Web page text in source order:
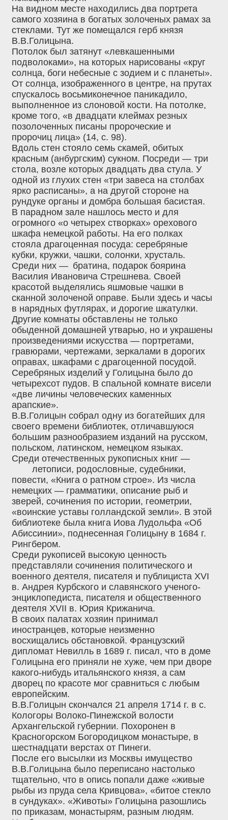
На видном месте находились два портрета
самого хозяина в богатых золоченых рамах за
стеклами. Тут же помещался герб князя
В.В.Голицына.
Потолок был затянут «левкашенными
подволоками», на которых нарисованы «круг
солнца, боги небесные с зодием и с планеты».
От солнца, изображенного в центре, на прутах
спускалось восьмиконечное паникадило,
выполненное из слоновой кости. На потолке,
кроме того, «в двадцати клеймах резных
позолоченных писаны пророческие и
пророчиц лица» (14, с. 98).
Вдоль стен стояло семь скамей, обитых
красным (анбургским) сукном. Посреди — три
стола, возле которых двадцать два стула. У
одной из глухих стен «три завеса на столбах
ярко расписаны», а на другой стороне на
рундуке органы и домбра большая басистая.
В парадном зале нашлось место и для
огромного «о четырех створках» орехового
шкафа немецкой работы. На его полках
стояла драгоценная посуда: серебряные
кубки, кружки, чашки, солонки, хрусталь.
Среди них — братина, подарок боярина
Василия Ивановича Стрешнева. Своей
красотой выделялись яшмовые чашки в
сканной золоченой оправе. Были здесь и часы
в нарядных футлярах, и дорогие шкатулки.
Другие комнаты обставлены не только
обыденной домашней утварью, но и украшены
произведениями искусства — портретами,
гравюрами, чертежами, зеркалами в дорогих
оправах, шкафами с драгоценной посудой.
Серебряных изделий у Голицына было до
четырехсот пудов. В спальной комнате висели
«две личины человеческих каменных
арапские».
В.В.Голицын собрал одну из богатейших для
своего времени библиотек, отличавшуюся
большим разнообразием изданий на русском,
польском, латинском, немецком языках.
Среди отечественных рукописных книг —
летописи, родословные, судебники,
повести, «Книга о ратном строе». Из числа
немецких — грамматики, описание рыб и
зверей, сочинения по истории, геометрии,
«воинские уставы голландской земли». В этой
библиотеке была книга Иова Лудольфа «Об
Абиссинии», поднесенная Голицыну в 1684 г.
Рингбером.
Среди рукописей высокую ценность
представляли сочинения политического и
военного деятеля, писателя и публициста XVI
в. Андрея Курбского и славянского ученого-
энциклопедиста, писателя и общественного
деятеля XVII в. Юрия Крижанича.
В своих палатах хозяин принимал
иностранцев, которые неизменно
восхищались обстановкой. Французский
дипломат Невилль в 1689 г. писал, что в доме
Голицына его приняли не хуже, чем при дворе
какого-нибудь итальянского князя, а сам
дворец по красоте мог сравниться с любым
европейским.
В.В.Голицын скончался 21 апреля 1714 г. в с.
Кологоры Волоко-Пинежской волости
Архангельской губернии. Похоронен в
Красногорском Богородицком монастыре, в
шестнадцати верстах от Пинеги.
После его высылки из Москвы имущество
В.В.Голицына было переписано настолько
тщательно, что в опись попали даже «живые
рыбы из пруда села Кривцова», «битое стекло
в сундуках». «Животы» Голицына разошлись
по приказам, монастырям, разным людям.